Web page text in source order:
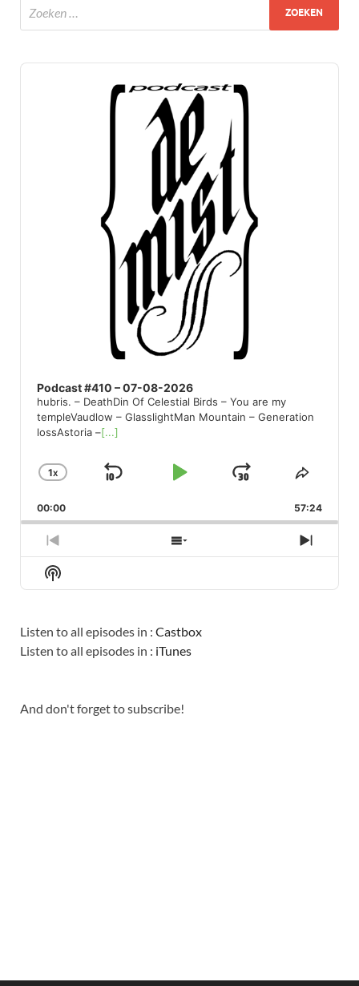
Audio
Podcast #410 – 07-08-2026
hubris. – DeathDin Of Celestial Birds – You are my
templeVaudlow – GlasslightMan Mountain – Generation
lossAstoria –[...]
CHANGE
RATE
1X
SKIP
PLAYJUMP
FORWARD
SHARE
00:00 57:24
PREVIOUS
EPISODE
SHOW
EPISODES
NEXT
Show
Podcast
Listen to all episodes in : Castbox
Listen to all episodes in : iTunes
And don't forget to subscribe!